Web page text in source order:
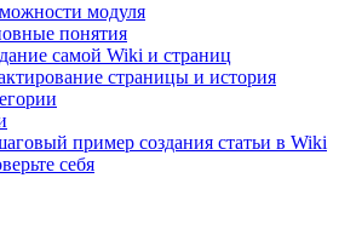
модуля
понятия
самой Wiki и страниц
страницы и история
пример создания статьи в Wiki
себя